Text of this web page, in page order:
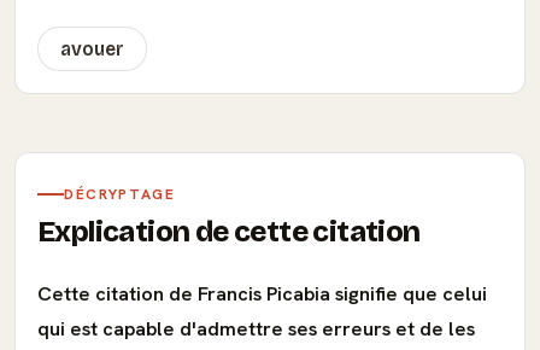
avouer
DÉCRYPTAGE
Explication de cette citation
Cette citation de Francis Picabia signifie que celui
qui est capable d'admettre ses erreurs et de les